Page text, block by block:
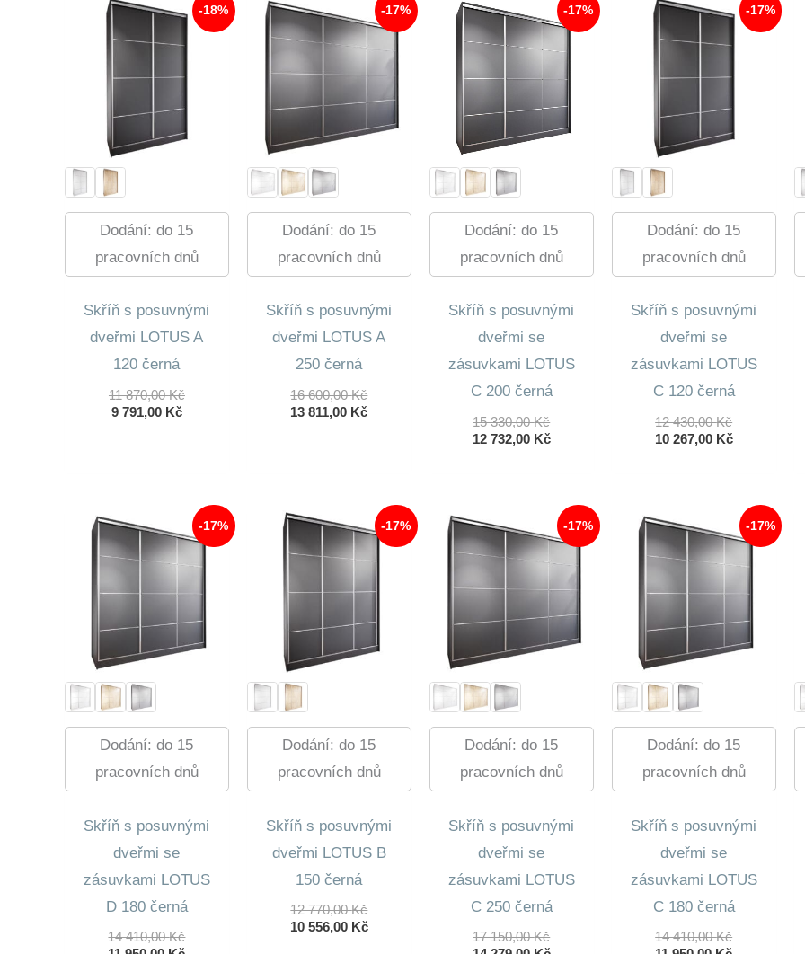
-18%
Dodání: do 15
pracovních dnů
Skříň s posuvnými
dveřmi LOTUS A
120 černá
11 870,00KčPůvodní
9 791,00 KčAktuální
-17%
Dodání: do 15
pracovních dnů
Skříň s posuvnými
dveřmi LOTUS A
250 černá
16 600,00KčPůvodní
Cena
13 811,00 KčAktuální
-17%
Dodání: do 15
pracovních dnů
Skříň s posuvnými
dveřmi se
zásuvkami LOTUS
C 200 černá
15 330,00KčPůvodní
Cena
12 732,00 KčAktuální
732,00 Kč.
-17%
Dodání: do 15
pracovních dnů
Skříň s posuvnými
dveřmi se
zásuvkami LOTUS
C 120 černá
12 430,00KčPůvodní
Cena
10 267,00 KčAktuální
267,00 Kč.
-17%
Dodání: do 15
pracovních dnů
Skříň s posuvnými
dveřmi se
zásuvkami LOTUS
D 180 černá
14 410,00KčPůvodní
-17%
Dodání: do 15
pracovních dnů
Skříň s posuvnými
dveřmi LOTUS B
150 černá
12 770,00KčPůvodní
Cena
10 556,00 KčAktuální
-17%
Dodání: do 15
pracovních dnů
Skříň s posuvnými
dveřmi se
zásuvkami LOTUS
C 250 černá
17 150,00KčPůvodní
-17%
Dodání: do 15
pracovních dnů
Skříň s posuvnými
dveřmi se
zásuvkami LOTUS
C 180 černá
14 410,00KčPůvodní